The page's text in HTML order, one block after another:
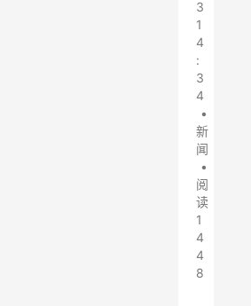
3
1
4
:
3
4
•
新
闻
•
阅
读
1
4
4
8